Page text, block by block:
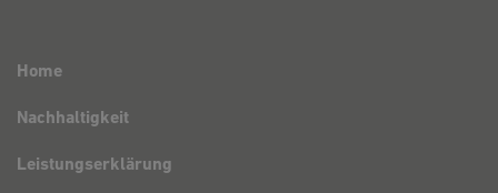
Unternehmen
Home
Nachhaltigkeit
Leistungserklärung